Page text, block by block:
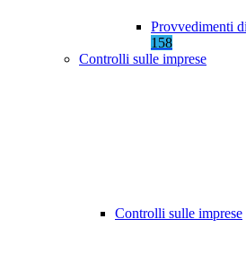
Provvedimenti
158
Controlli sulle imprese
Controlli sulle imprese